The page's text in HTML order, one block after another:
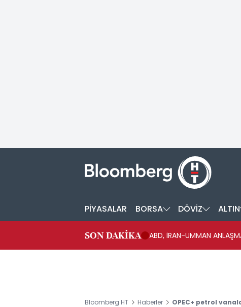
PİYASALAR BORSA DÖVİZ ALTIN
SON DAKİKA ABD, İRAN-UMMAN
Bloomberg HT Haberler OPEC+ petrol